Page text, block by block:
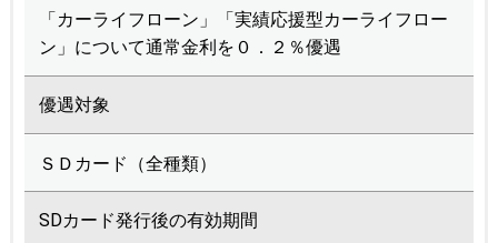
「カーライフローン」「実績応援型カーライフロー
ン」について通常金利を０．２％優遇
優遇対象
ＳＤカード（全種類）
SDカード発行後の有効期間